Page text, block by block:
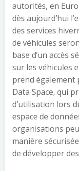
autorités, en
dès aujourd’hui
des services
de véhicules
base d’un accès
sur les véhicules
prend
Data Space, qui
d’utilisation lors
espace de
organisations
manière
de développer